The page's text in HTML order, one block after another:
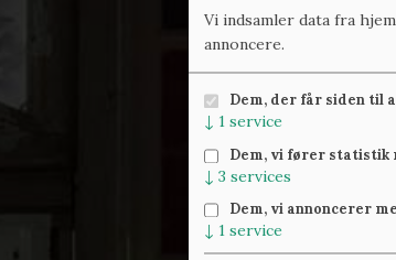
Vi indsamler data fra
annoncere.
Dem, der får siden til
↓ 1 service
Dem, vi fører statistik
↓ 3 services
Dem, vi annoncerer
↓ 1 service